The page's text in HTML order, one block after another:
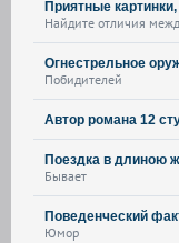
Приятные
Найдите отличия
Огнестрельное
Побидителей
Автор романа 12
Поездка в длиною
Бывает
Поведенческий
Юмор